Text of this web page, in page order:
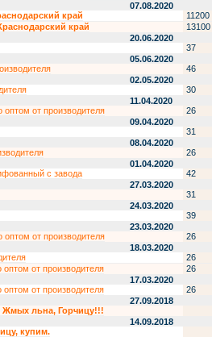
07.08.2020
край
11200
край
13100
20.06.2020
37
05.06.2020
46
02.05.2020
30
11.04.2020
оптом от производителя
26
09.04.2020
31
08.04.2020
26
01.04.2020
с завода
42
27.03.2020
31
24.03.2020
39
23.03.2020
оптом от производителя
26
18.03.2020
26
оптом от производителя
26
17.03.2020
оптом от производителя
26
27.09.2018
Жмых льна, Горчицу!!!
14.09.2018
купим.